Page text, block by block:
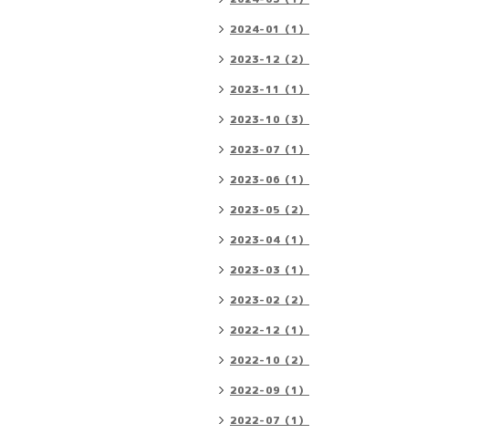
2024-01（1）
2023-12（2）
2023-11（1）
2023-10（3）
2023-07（1）
2023-06（1）
2023-05（2）
2023-04（1）
2023-03（1）
2023-02（2）
2022-12（1）
2022-10（2）
2022-09（1）
2022-07（1）